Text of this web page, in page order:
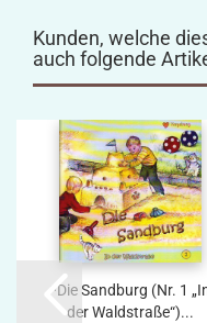
Kunden, welche
auch folgende
*Die Sandburg (Nr. 1
der Waldstraße“)...